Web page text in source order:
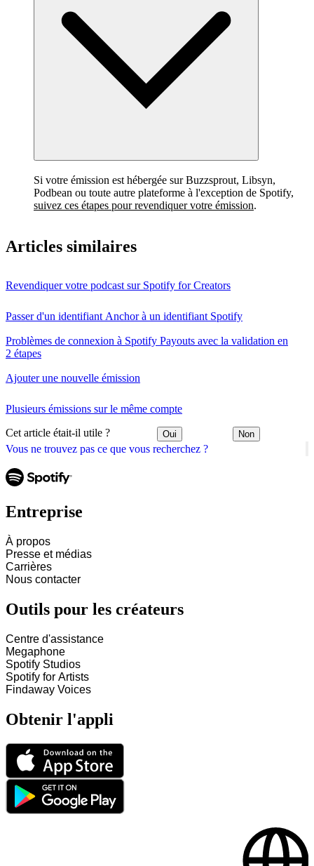
Vous ne trouvez pas ce que vous recherchez ?
Si votre émission est hébergée sur Buzzsprout, Libsyn,
Podbean ou toute autre plateforme à l'exception de Spotify,
suivez ces étapes pour revendiquer votre émission.
Articles similaires
Revendiquer votre podcast sur Spotify for Creators
Passer d'un identifiant Anchor à un identifiant Spotify
Problèmes de connexion à Spotify Payouts avec la validation en
2 étapes
Ajouter une nouvelle émission
Plusieurs émissions sur le même compte
Cet article était-il utile ? Oui Non
Entreprise
À propos
Presse et médias
Carrières
Nous contacter
Outils pour les créateurs
Centre d'assistance
Megaphone
Spotify Studios
Spotify for Artists
Findaway Voices
Obtenir l'appli